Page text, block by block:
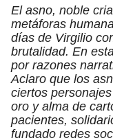
El asno, noble
metáforas
días de Virgilio
brutalidad. En
por razones
Aclaro que los
ciertos
oro y alma de
pacientes,
fundado redes